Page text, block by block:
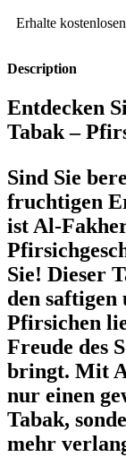
Erhalte
Description
Entdecken
Tabak –
Sind Sie
fruchtigen
ist Al-
Sie! Dieser
den saftigen
Pfirsichen
Freude des
bringt. Mit
nur einen
Tabak,
mehr